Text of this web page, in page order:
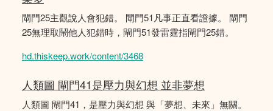
閘門25主觀說人會犯錯。 閘門51凡事正直看證據。 閘門
25無理取鬧他人犯錯時，閘門51發雷霆指閘門25錯。
hd.thiskeep.work/content/3468
人類圖 閘門41是壓力與幻想 並非夢想
人類圖 閘門41，是壓力與幻想 與「夢想、未來」無關。